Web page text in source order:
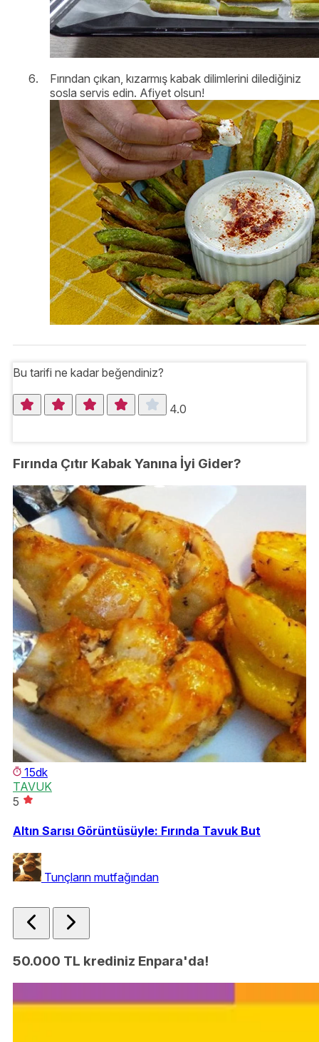
Fırından çıkan, kızarmış kabak dilimlerini dilediğiniz
sosla servis edin. Afiyet olsun!
Bu tarifi ne kadar beğendiniz?
4.0
Fırında Çıtır Kabak Yanına İyi Gider?
15dk
TAVUK
5
Altın Sarısı Görüntüsüyle: Fırında Tavuk But
Tunçların mutfağından
50.000 TL krediniz Enpara'da!